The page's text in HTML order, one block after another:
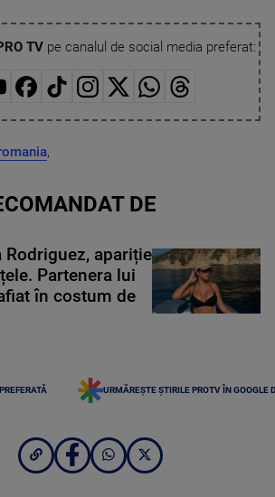
TVpe canalul de social media preferat:
,
DE
Rodriguez, apariție
Partenera lui
în costum de
URMĂREȘTE ȘTIRILE PROTV ÎN GOOGLE